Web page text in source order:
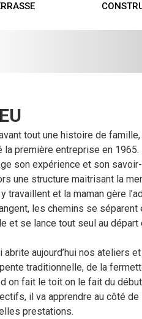
tout une histoire de
la première entreprise en 1965.
son expérience et son
une structure maitrisant la
travaillent et la maman gère
les chemins se séparent
et se lance tout seul au départ
aujourd’hui nos ateliers
traditionnelle, de la
on fait le toit on le fait du
il va apprendre au côté de
prestations.